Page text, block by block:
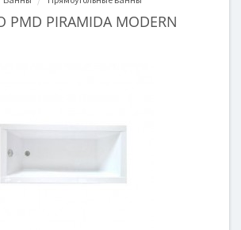
PMD PIRAMIDA MODERN